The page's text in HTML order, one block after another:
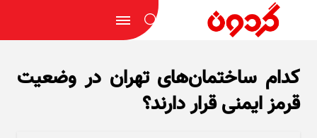
کدام ساختمان‌های تهران در وضعیت
قرمز ایمنی قرار دارند؟